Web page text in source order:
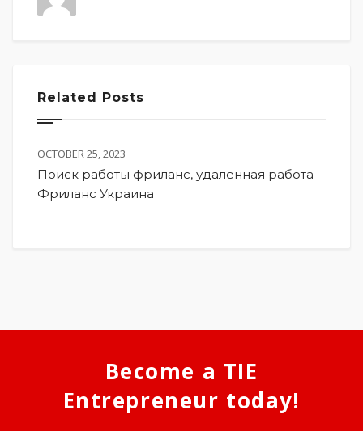
Related Posts
OCTOBER 25, 2023
Поиск работы фриланс, удаленная работа
Фриланс Украина
Become a TIE
Entrepreneur today!